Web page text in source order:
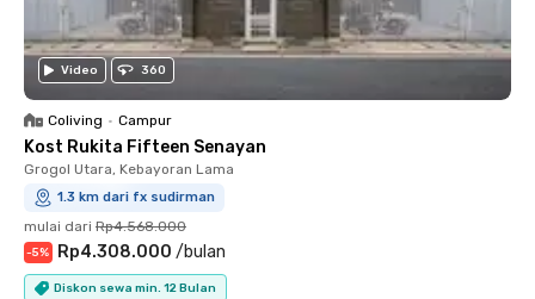
Video 360
Coliving • Campur
Kost Rukita Fifteen Senayan
Grogol Utara, Kebayoran Lama
1.3 km dari fx sudirman
mulai dari Rp4.568.000
-5% Rp4.308.000 /bulan
Diskon sewa min. 12 Bulan